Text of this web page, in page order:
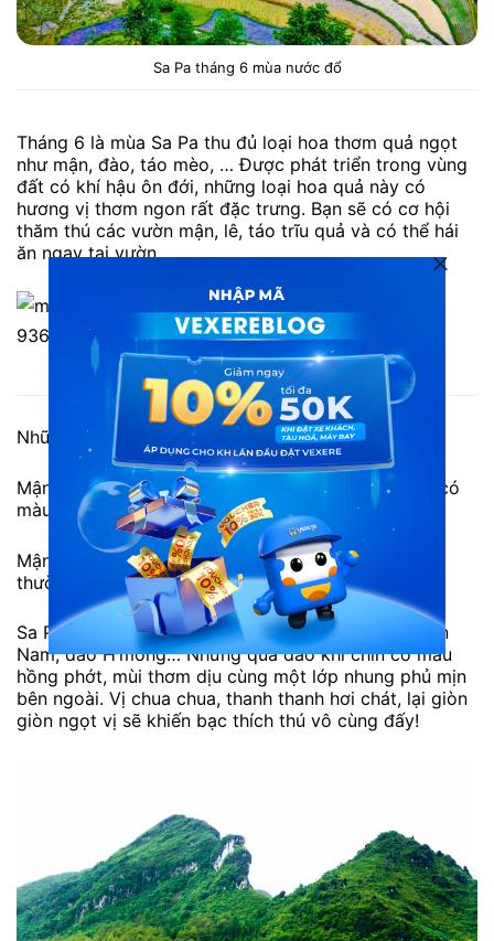
Sa Pa tháng 6 mùa nước đổ
Tháng 6 là mùa Sa Pa thu đủ loại hoa thơm quả ngọt
như mận, đào, táo mèo, … Được phát triển trong vùng
đất có khí hậu ôn đới, những loại hoa quả này có
hương vị thơm ngon rất đặc trưng. Bạn sẽ có cơ hội
thăm thú các vườn mận, lê, táo trĩu quả và có thể hái
ăn ngay tại vườn.
Mận Sa Pa
Những loại hoa quả đặc trưng có thể kể đến như:
Mận tam hoa Bắc Hà có vị ngon ngọt dịu, khi chín có
màu hồng tím, vỏ dày, ăn rất ngon.
Mận đỏ Tả Vân cũng rất ngon, vỏ mỏng hơn nên
thường được sử dụng để ngâm rượu mận.
Sa Pa nổi tiếng với các loại đào: đào Vàng, đào Vân
Nam, đào H’mong… Những quả đào khi chín có màu
hồng phớt, mùi thơm dịu cùng một lớp nhung phủ mịn
bên ngoài. Vị chua chua, thanh thanh hơi chát, lại giòn
giòn ngọt vị sẽ khiến bạc thích thú vô cùng đấy!